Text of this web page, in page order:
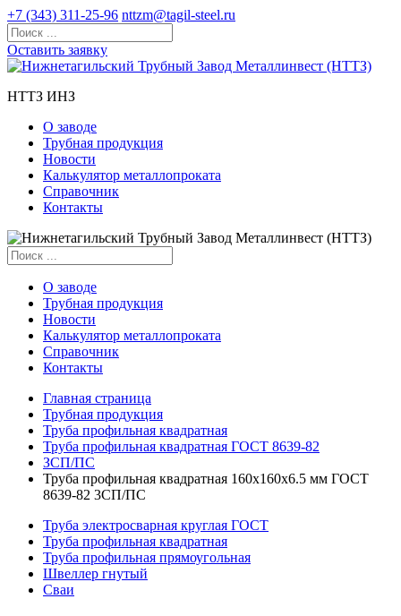
+7 (343) 311-25-96 nttzm@tagil-steel.ru
Оставить заявку
НТТЗ ИНЗ
О заводе
Трубная продукция
Новости
Калькулятор металлопроката
Справочник
Контакты
О заводе
Трубная продукция
Новости
Калькулятор металлопроката
Справочник
Контакты
Главная страница
Трубная продукция
Труба профильная квадратная
Труба профильная квадратная ГОСТ 8639-82
ЗСП/ПС
Труба профильная квадратная 160x160x6.5 мм ГОСТ
8639-82 3СП/ПС
Труба электросварная круглая ГОСТ
Труба профильная квадратная
Труба профильная прямоугольная
Швеллер гнутый
Сваи